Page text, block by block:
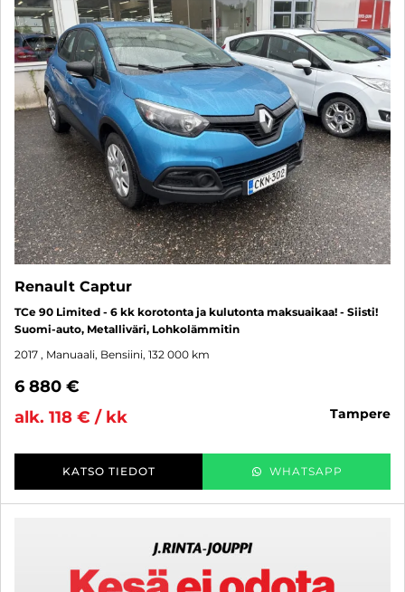
Renault Captur
TCe 90 Limited - 6 kk korotonta ja kulutonta maksuaikaa! - Siisti!
Suomi-auto, Metalliväri, Lohkolämmitin
2017 , Manuaali, Bensiini, 132 000 km
6 880 €
alk. 118 € / kk
tampere
KATSO TIEDOT WHATSAPP